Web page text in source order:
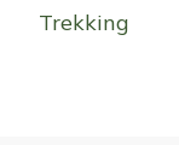
Trekking